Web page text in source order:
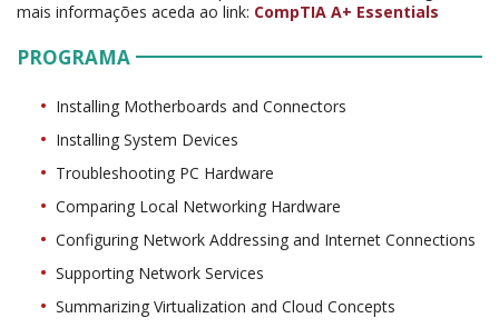
mais informações aceda ao link: CompTIA A+ Essentials
PROGRAMA
Installing Motherboards and Connectors
Installing System Devices
Troubleshooting PC Hardware
Comparing Local Networking Hardware
Configuring Network Addressing and Internet Connections
Supporting Network Services
Summarizing Virtualization and Cloud Concepts